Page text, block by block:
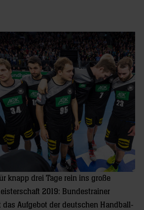
knapp drei Tage rein ins große
2019: Bundestrainer
das Aufgebot der deutschen Handball-